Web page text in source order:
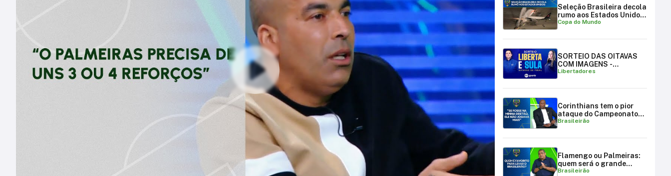
Seleção Brasileira decola
rumo aos Estados Unidos
para a Copa do Mundo
Copa do Mundo
SORTEIO DAS OITAVAS
COM IMAGENS -
LIBERTADORES E
Libertadores
Corinthians tem o pior
ataque do Campeonato
Brasileiro
Brasileirão
Flamengo ou Palmeiras:
quem será o grande
campeão brasileiro?
Brasileirão